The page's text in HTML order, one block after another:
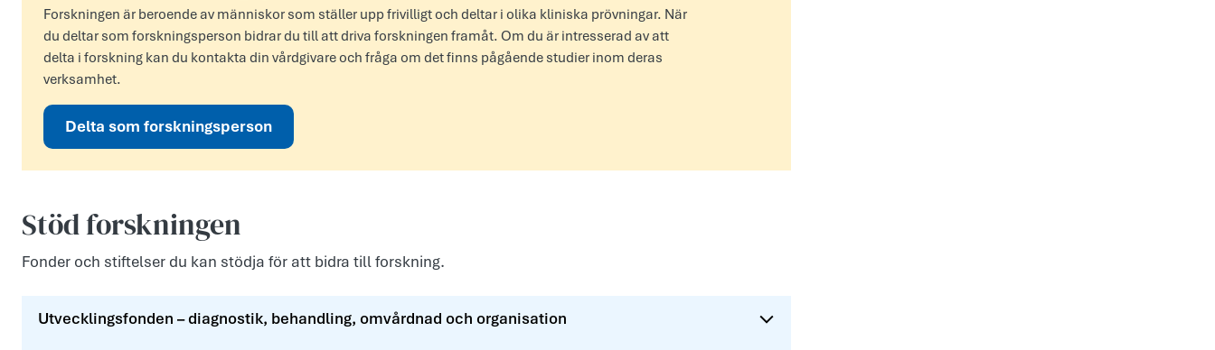
Forskningen är beroende av människor som ställer upp frivilligt och deltar i olika kliniska prövningar. När
du deltar som forskningsperson bidrar du till att driva forskningen framåt. Om du är intresserad av att
delta i forskning kan du kontakta din vårdgivare och fråga om det finns pågående studier inom deras
verksamhet.
Delta som forskningsperson
Stöd forskningen
Fonder och stiftelser du kan stödja för att bidra till forskning.
Utvecklingsfonden – diagnostik, behandling, omvårdnad och organisation